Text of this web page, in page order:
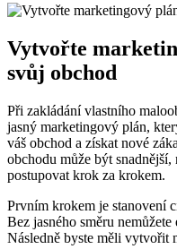
Vytvořte
svůj obchod
Při zakládání vlastního
jasný marketingový plán,
váš obchod a získat nové
obchodu může být
postupovat krok za krokem.
Prvním krokem je stanovení
Bez jasného směru
Následně byste měli vytvořit